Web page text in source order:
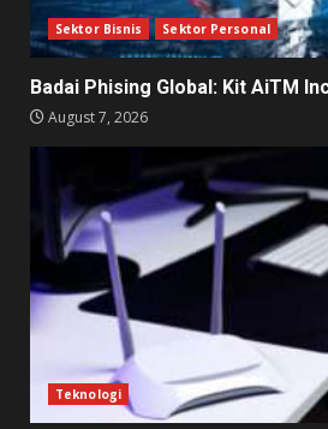
Sektor Bisnis Sektor Personal
Badai Phising Global: Kit AiTM
August 7, 2026
Teknologi